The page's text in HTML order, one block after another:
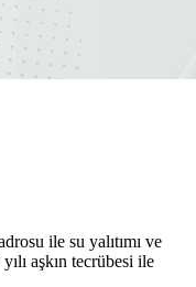
ile su yalıtımı ve
aşkın tecrübesi ile